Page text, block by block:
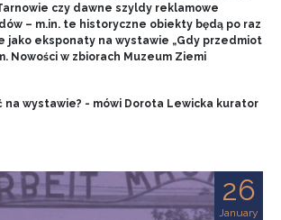
czy dawne szyldy reklamowe
– m.in. te historyczne obiekty będą po raz
jako eksponaty na wystawie „Gdy przedmiot
Nowości w zbiorach Muzeum Ziemi
na wystawie? - mówi Dorota Lewicka kurator
26
January